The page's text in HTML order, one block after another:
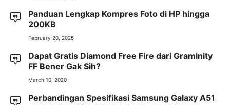
Panduan Lengkap Kompres Foto di HP hingga
200KB
February 20, 2025
Dapat Gratis Diamond Free Fire dari Graminity
FF Bener Gak Sih?
March 10, 2020
Perbandingan Spesifikasi Samsung Galaxy A51